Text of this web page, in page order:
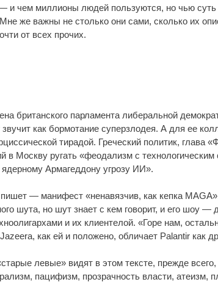
и чем миллионы людей пользуются, но чью суть
же важны не столько они сами, сколько их
от всех прочих.
британского парламента либеральной
как бормотание суперзлодея. А для ее
тирадой. Греческий политик, глава
в Москву ругать «феодализм с
ядерному Армагеддону угрозу ИИ».
— манифест «ненавязчив, как кепка
шута, но шут знает с кем говорит, и его шоу —
и их клиентелой. «Горе нам,
как ей и положено, обличает Palantir как
левые» видят в этом тексте, прежде всего,
пацифизм, прозрачность власти, атеизм,